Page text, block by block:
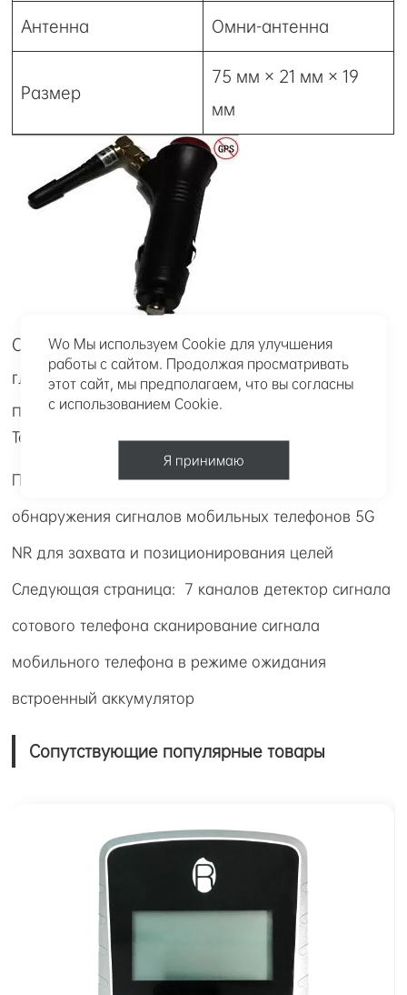
Антенна Омни-антенна
Размер
75 мм × 21 мм × 19
мм
Открытый 150 мА беспроводной сигнал
глушилки автомобиля GPS слежения с
переключателем
Теги:
Предыдущая страница： Пассивный анализ
обнаружения сигналов мобильных телефонов 5G
NR для захвата и позиционирования целей
Следующая страница: 7 каналов детектор сигнала
сотового телефона сканирование сигнала
мобильного телефона в режиме ожидания
встроенный аккумулятор
Сопутствующие популярные товары
Wo Мы используем Cookie для улучшения
работы с сайтом. Продолжая просматривать
этот сайт, мы предполагаем, что вы согласны
с использованием Cookie.
Я принимаю